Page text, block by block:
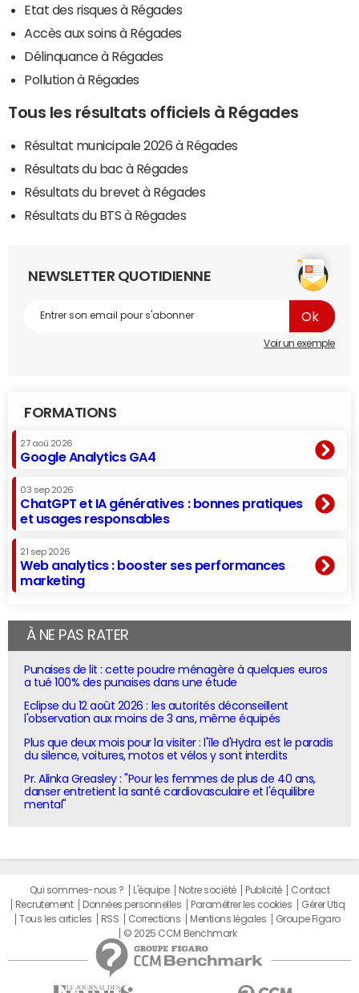
Etat des risques à Régades
Accès aux soins à Régades
Délinquance à Régades
Pollution à Régades
Tous les résultats officiels à Régades
Résultat municipale 2026 à Régades
Résultats du bac à Régades
Résultats du brevet à Régades
Résultats du BTS à Régades
NEWSLETTER QUOTIDIENNE
Voir un exemple
FORMATIONS
27 aoû 2026
Google Analytics GA4
03 sep 2026
ChatGPT et IA génératives : bonnes pratiques
et usages responsables
21 sep 2026
Web analytics : booster ses performances
marketing
À NE PAS RATER
Punaises de lit : cette poudre ménagère à quelques euros
a tué 100% des punaises dans une étude
Eclipse du 12 août 2026 : les autorités déconseillent
l'observation aux moins de 3 ans, même équipés
Plus que deux mois pour la visiter : l'île d'Hydra est le paradis
du silence, voitures, motos et vélos y sont interdits
Pr. Alinka Greasley : "Pour les femmes de plus de 40 ans,
danser entretient la santé cardiovasculaire et l'équilibre
mental"
Qui sommes-nous ? L'équipe Notre société Publicité
Contact
Recrutement
Données personnelles Paramétrer les cookies
Gérer Utiq
Tous les articles
RSS Corrections Mentions légales
Groupe Figaro
© 2025 CCM Benchmark